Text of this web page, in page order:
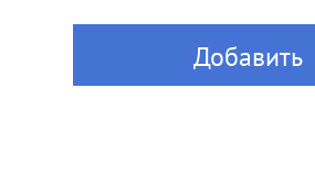
Добавить